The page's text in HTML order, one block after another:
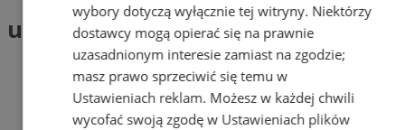
utrzymanie zieleni (1)
wybory dotyczą wyłącznie tej witryny. Niektórzy
dostawcy mogą opierać się na prawnie
uzasadnionym interesie zamiast na zgodzie;
masz prawo sprzeciwić się temu w
Ustawieniach reklam. Możesz w każdej chwili
wycofać swoją zgodę w Ustawieniach plików